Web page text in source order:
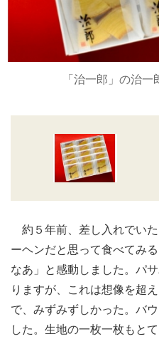
「治一郎」の治
約５年前、差し入れでい
ーヘンだと思って食べてみ
なあ」と感動しました。パ
りますが、これは想像を超
で、みずみずしかった。バ
した。生地の一枚一枚もと